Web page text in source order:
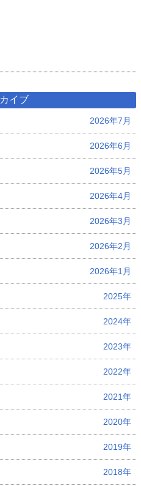
イブ
2026年7月
2026年6月
2026年5月
2026年4月
2026年3月
2026年2月
2026年1月
2025年
2024年
2023年
2022年
2021年
2020年
2019年
2018年